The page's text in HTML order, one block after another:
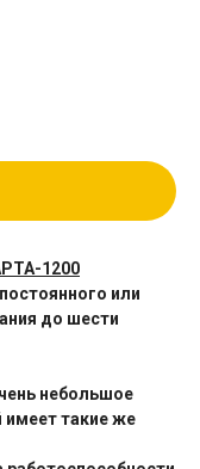
1200
или
до шести
небольшое
имеет такие же